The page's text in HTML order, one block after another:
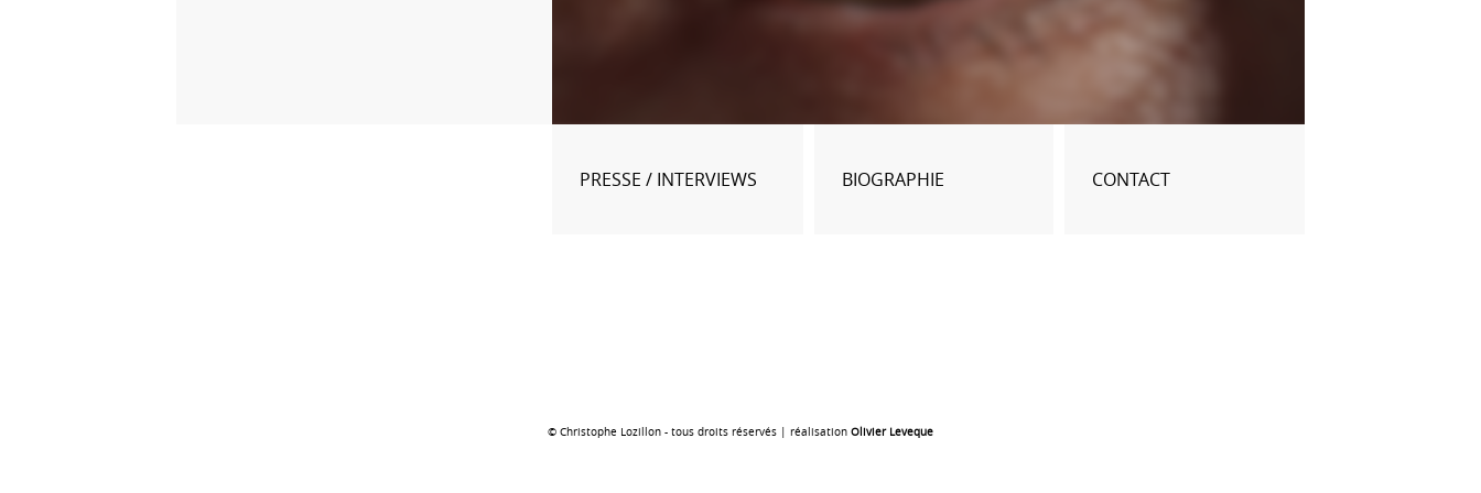
PRESSE / INTERVIEWS BIOGRAPHIE CONTACT
© Christophe Lozillon - tous droits réservés | réalisation Olivier Leveque